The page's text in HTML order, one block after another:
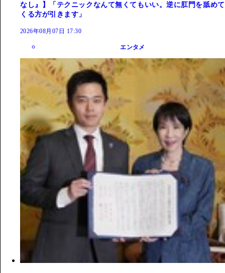
なし』】「テクニックなんて無くてもいい。逆に肛門を舐めて
くる方が引きます」
2026年08月07日 17:30
エンタメ